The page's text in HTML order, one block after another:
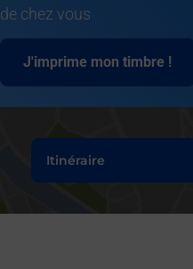
de chez vous
J'imprime mon timbre !
Itinéraire